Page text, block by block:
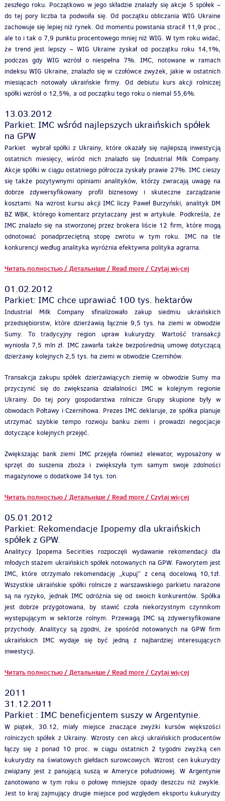
zeszłego roku. Początkowo w jego składzie znalazły się akcje 5 spółek –
do tej pory liczba ta podwoiła się. Od początku obliczania WIG Ukraine
zachowuje się lepiej niż rynek. Od momentu powstania stracił 11,9 proc.,
ale to i tak o 7,9 punktu procentowego mniej niż WIG. W tym roku widać,
że trend jest lepszy – WIG Ukraine zyskał od początku roku 14,1%,
podczas gdy WIG wzrósł o niespełna 7%. IMC, notowane w ramach
indeksu WIG Ukraine, znalazło się w czołówce zwyżek, jakie w ostatnich
miesiącach notowały ukraińskie firmy. Od debiutu kurs akcji rolniczej
spółki wzrósł o 12,5%, a od początku tego roku o niemal 55,6%.
13.03.2012
Parkiet: IMC wśród najlepszych ukraińskich spółek
na GPW
Parkiet wybrał spółki z Ukrainy, które okazały się najlepszą inwestycją
ostatnich miesięcy, wśród nich znalazło się Industrial Milk Company.
Akcje spółki w ciągu ostatniego półrocza zyskały prawie 27%. IMC cieszy
się także pozytywnymi opiniami analityków, którzy zwracają uwagę na
dobrze zdywersyfikowany profil biznesowy i skuteczne zarządzanie
kosztami. Na wzrost kursu akcji IMC liczy Paweł Burzyński, analityk DM
BZ WBK, którego komentarz przytaczany jest w artykule. Podkreśla, że
IMC znalazło się na stworzonej przez brokera liście 12 firm, które mogą
odnotować ponadprzeciętną stopę zwrotu w tym roku. IMC na tle
konkurencji według analityka wyróżnia efektywna polityka agrarna.
Читать полностью / Детальніше / Read more / Czytaj więcej
01.02.2012
Parkiet: IMC chce uprawiać 100 tys. hektarów
Industrial Milk Company sfinalizowało zakup siedmiu ukraińskich
przedsiębiorstw, które dzierżawią łącznie 9,5 tys. ha ziemi w obwodzie
Sumy. To tradycyjny region upraw kukurydzy. Wartość transakcji
wyniosła 7,5 mln zł. IMC zawarła także bezpośrednią umowę dotyczącą
dzierżawy kolejnych 2,5 tys. ha ziemi w obwodzie Czernihów.
Transakcja zakupu spółek dzierżawiących ziemię w obwodzie Sumy ma
przyczynić się do zwiększania działalności IMC w kolejnym regionie
Ukrainy. Do tej pory gospodarstwa rolnicze Grupy skupione były w
obwodach Połtawy i Czernihowa. Prezes IMC deklaruje, ze spółka planuje
utrzymać szybkie tempo rozwoju banku ziemi i prowadzi negocjacje
dotyczące kolejnych przejęć.
Zwiększając bank ziemi IMC przejęła również elewator, wyposażony w
sprzęt do suszenia zboża i zwiększyła tym samym swoje zdolności
magazynowe o dodatkowe 34 tys. ton.
Читать полностью / Детальніше / Read more / Czytaj więcej
05.01.2012
Parkiet: Rekomendacje Ipopemy dla ukraińskich
spółek z GPW.
Analitycy Ipopema Secirities rozpoczęli wydawanie rekomendacji dla
młodych stażem ukraińskich spółek notowanych na GPW. Faworytem jest
IMC, które otrzymało rekomendację „kupuj” z ceną docelową 10,1zł.
Wszystkie ukraińskie spółki rolnicze z warszawskiego parkietu narażone
są na ryzyko, jednak IMC odróżnia się od swoich konkurentów. Spółka
jest dobrze przygotowana, by stawić czoła niekorzystnym czynnikom
występującym w sektorze rolnym. Przewagą IMC są zdywersyfikowane
przychody. Analitycy są zgodni, że spośród notowanych na GPW firm
ukraińskich IMC wydaje się być jedną z najbardziej interesujących
inwestycji.
Читать полностью / Детальніше / Read more / Czytaj więcej
2011
31.12.2011
Parkiet : IMC beneficjentem suszy w Argentynie.
W piątek, 30.12, miały miejsce znaczące zwyżki kursów większości
rolniczych spółek z Ukrainy. Wzrosty cen akcji ukraińskich producentów
łączy się z ponad 10 proc. w ciągu ostatnich 2 tygodni zwyżką cen
kukurydzy na światowych giełdach surowcowych. Wzrost cen kukurydzy
związany jest z panującą suszą w Ameryce południowej. W Argentynie
zanotowano w tym roku o połowę mniejsze opady deszczu niż zwykle.
Jest to kraj zajmujący drugie miejsce pod względem eksportu kukurydzy